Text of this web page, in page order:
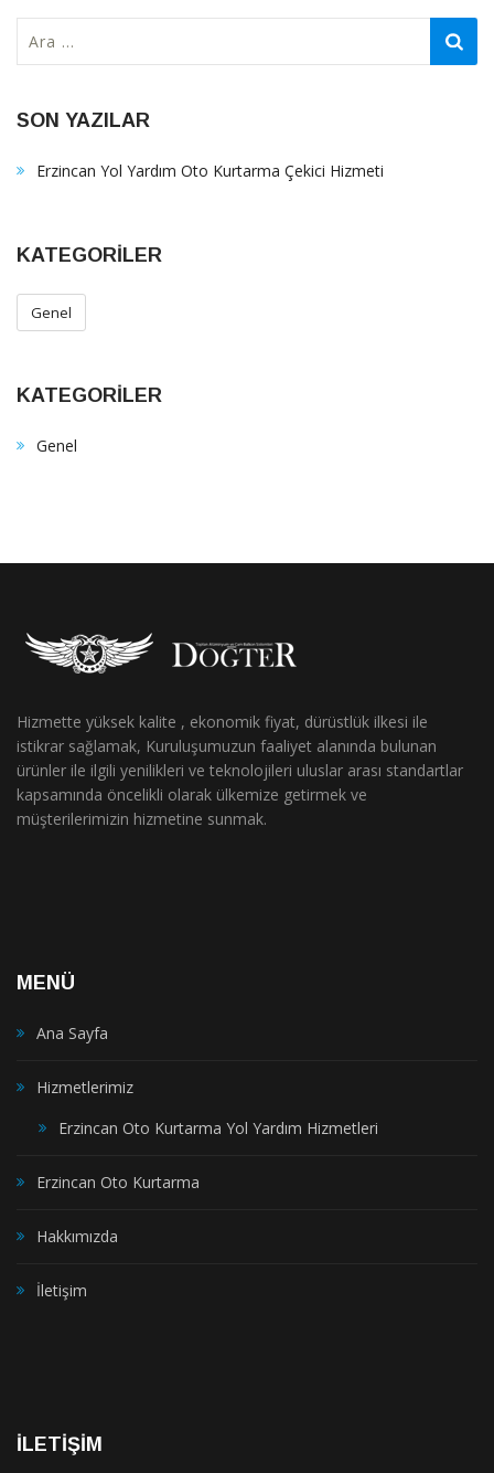
SON YAZILAR
Erzincan Yol Yardım Oto Kurtarma Çekici Hizmeti
KATEGORILER
Genel
KATEGORILER
Genel
Hizmette yüksek kalite , ekonomik fiyat, dürüstlük ilkesi ile
istikrar sağlamak, Kuruluşumuzun faaliyet alanında bulunan
ürünler ile ilgili yenilikleri ve teknolojileri uluslar arası standartlar
kapsamında öncelikli olarak ülkemize getirmek ve
müşterilerimizin hizmetine sunmak.
MENÜ
Ana Sayfa
Hizmetlerimiz
Erzincan Oto Kurtarma Yol Yardım Hizmetleri
Erzincan Oto Kurtarma
Hakkımızda
İletişim
İLETİŞİM